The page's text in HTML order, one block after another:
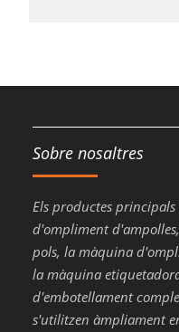
Sobre nosaltres
Els productes principals
d'ompliment
pols, la màquina
la màquina
d'embotellament
s'utilitzen àmpliament